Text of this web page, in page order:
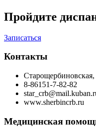
Пройдите
Записаться
Контакты
8-86151-7-82-82
www.sherbincrb.ru
Медицинская